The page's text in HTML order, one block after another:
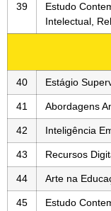
39
Estudo
Intelectual,
40 Estágio
41 Abordagens
42 Inteligência
43 Recursos
44 Arte na
45
Estudo